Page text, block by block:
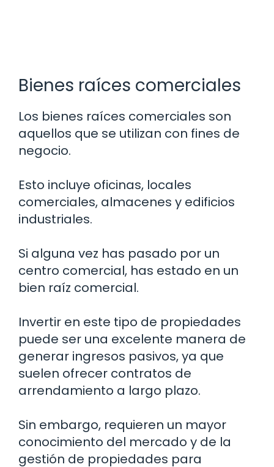
Bienes raíces comerciales
Los bienes raíces comerciales son
aquellos que se utilizan con fines de
negocio.
Esto incluye oficinas, locales
comerciales, almacenes y edificios
industriales.
Si alguna vez has pasado por un
centro comercial, has estado en un
bien raíz comercial.
Invertir en este tipo de propiedades
puede ser una excelente manera de
generar ingresos pasivos, ya que
suelen ofrecer contratos de
arrendamiento a largo plazo.
Sin embargo, requieren un mayor
conocimiento del mercado y de la
gestión de propiedades para